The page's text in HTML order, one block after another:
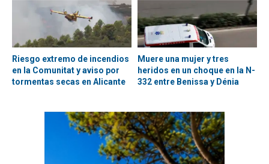
Riesgo extremo de incendios
en la Comunitat y aviso por
tormentas secas en Alicante
Muere una mujer y tres
heridos en un choque en la N-
332 entre Benissa y Dénia